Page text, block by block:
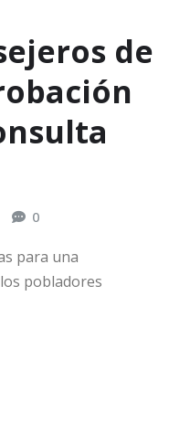
de
0
para una
pobladores